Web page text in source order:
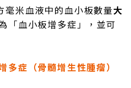
毫米血液中的血小板數量大
「血小板增多症」，並可
多症（骨髓增生性腫瘤）